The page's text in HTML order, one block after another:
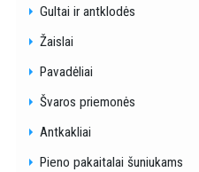
Gultai ir antklodės
Žaislai
Pavadėliai
Švaros priemonės
Antkakliai
Pieno pakaitalai šuniukams